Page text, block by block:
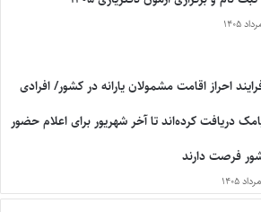
احراز اقامت مشمولان یارانه در کشور/ افرادی
دریافت کرده‌اند تا آخر شهریور برای اعلام حضور
فرصت دارند